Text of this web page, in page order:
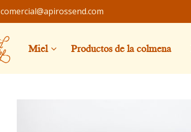
comercial@apirossend.com
Miel Productos de la colmena